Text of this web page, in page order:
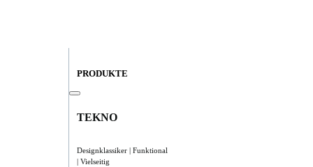
PRODUKTE
TEKNO
Designklassiker | Funktional
| Vielseitig